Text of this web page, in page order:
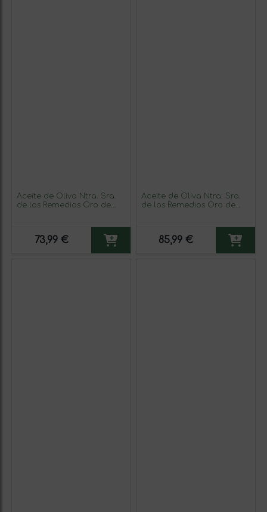
Aceite de Oliva Ntra. Sra.
de los Remedios Oro de
Virgen Extra Lata Especial
73,99 €
Aceite de Oliva Ntra. Sra.
de los Remedios Oro de
85,99 €